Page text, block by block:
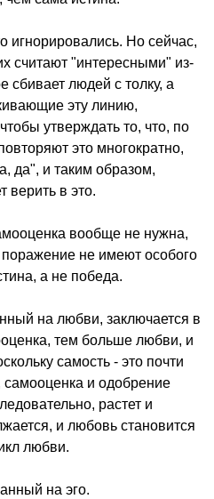
игнорировались. Но сейчас,
считают "интересными" из-
сбивает людей с толку, а
эту линию,
утверждать то, что, по
это многократно,
да", и таким образом,
верить в это.
вообще не нужна,
не имеют особого
а не победа.
на любви, заключается в
тем больше любви, и
самость - это почти
самооценка и одобрение
растет и
и любовь становится
любви.
на эго.